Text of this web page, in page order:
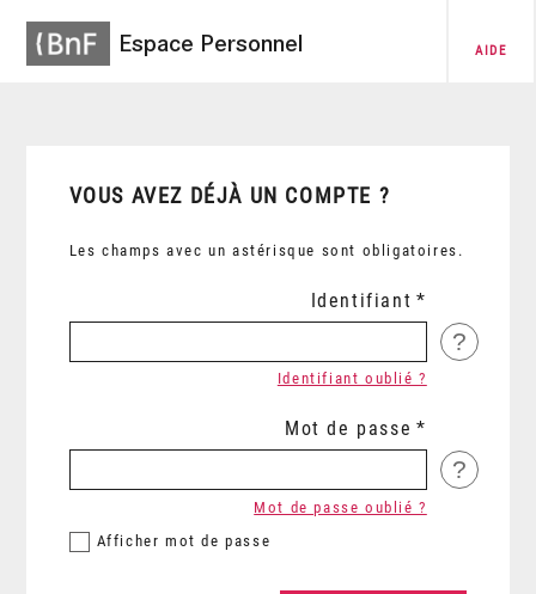
Espace Personnel AIDE
VOUS AVEZ DÉJÀ UN COMPTE ?
Les champs avec un astérisque sont obligatoires.
Identifiant
?
Identifiant oublié ?
Mot de passe
?
Afficher mot de passe
Mot de passe oublié ?